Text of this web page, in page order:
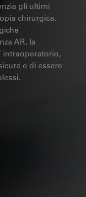
gli ultimi
chirurgica.
AR, la
intraoperatorio,
e di essere